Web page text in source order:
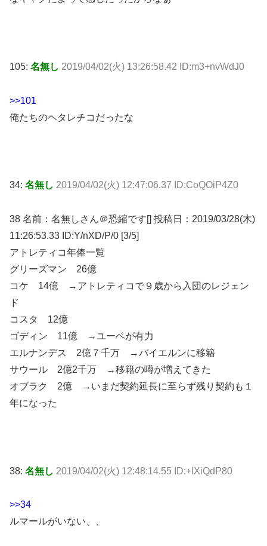
105: 名無し 2019/04/02(火) 13:26:58.42 ID:m3+nvWdJ0
>>101
俺たちのヘタレチコだったな
34: 名無し 2019/04/02(火) 12:47:06.37 ID:CoQOiP4Z0
38 名前：名無しさん＠恐縮です[] 投稿日：2019/03/28(木)
11:26:53.33 ID:Y/nXD/P/0 [3/5]
アトレティコ年俸一覧
グリーズマン 26億
コケ 14億 →アトレティコで９歳から入団のレジェン
ド
コスタ 12億
ゴディン 11億 →ユーベが有力
エルナンデス 2億７千万 →バイエルンに移籍
サウール 2億2千万 →移籍の噂が増えてきた
オブラク 2億 →いまだ契約延長に至らず残り契約も１
年になった
38: 名無し 2019/04/02(火) 12:48:14.55 ID:+lXiQdP80
>>34
ルマールがいない、、